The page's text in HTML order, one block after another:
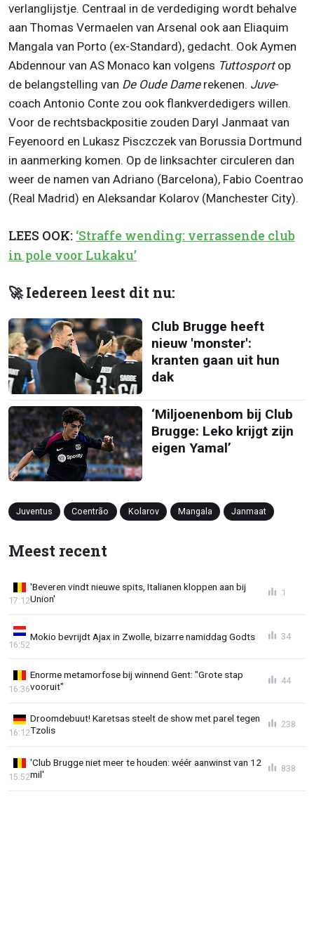
verlanglijstje. Centraal in de verdediging wordt behalve
aan Thomas Vermaelen van Arsenal ook aan Eliaquim
Mangala van Porto (ex-Standard), gedacht. Ook Aymen
Abdennour van AS Monaco kan volgens Tuttosportop
de belangstelling van De Oude Damerekenen. Juve-
coach Antonio Conte zou ook flankverdedigers willen.
Voor de rechtsbackpositie zouden Daryl Janmaat van
Feyenoord en Lukasz Pisczczek van Borussia Dortmund
in aanmerking komen. Op de linksachter circuleren dan
weer de namen van Adriano (Barcelona), Fabio Coentrao
(Real Madrid) en Aleksandar Kolarov (Manchester City).
LEES OOK: ‘Straffe wending: verrassende club
in pole voor Lukaku’
🚀 Iedereen leest dit nu:
Club Brugge heeft
nieuw 'monster':
kranten gaan uit hun
dak
‘Miljoenenbom bij Club
Brugge: Leko krijgt zijn
eigen Yamal’
Juventus Coentrão Kolarov Mangala Janmaat
Meest recent
'Beveren vindt nieuwe spits, Italianen kloppen aan bij
Union'
17:12
1
Mokio bevrijdt Ajax in Zwolle, bizarre namiddag Godts
16:52
34
Enorme metamorfose bij winnend Gent: "Grote stap
vooruit"
16:36
44
Droomdebuut! Karetsas steelt de show met parel tegen
Tzolis
16:12
238
'Club Brugge niet meer te houden: wéér aanwinst van 12
mil'
15:52
838